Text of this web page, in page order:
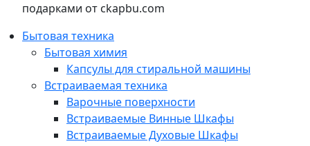
подарками от ckapbu.com
Бытовая техника
Бытовая химия
Капсулы для стиральной машины
Встраиваемая техника
Варочные поверхности
Встраиваемые Винные Шкафы
Встраиваемые Духовые Шкафы